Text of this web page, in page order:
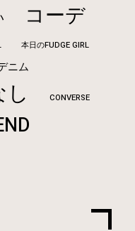
コーデ
本日のFUDGE GIRL
ニム
CONVERSE